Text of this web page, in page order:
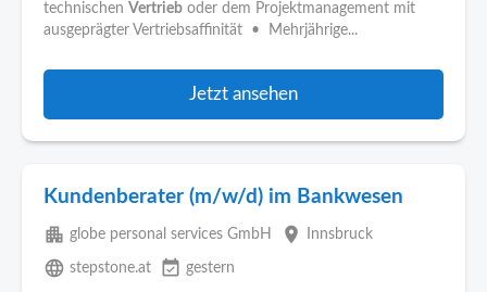
technischen Vertrieb oder dem Projektmanagement mit
ausgeprägter Vertriebsaffinität • Mehrjährige...
Jetzt ansehen
Kundenberater (m/w/d) im Bankwesen
apartment globe personal services GmbH place Innsbruck
language stepstone.at event_available gestern